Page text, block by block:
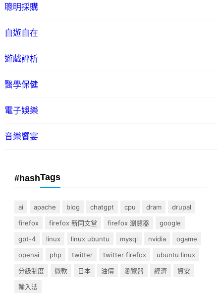
聰明採購
自遊自在
遊戲評析
醫學保健
電子娛樂
音樂饗宴
#hashTags
ai apache blog chatgpt cpu dram
drupal
firefox
firefox 新同文堂 firefox 瀏覽器
google
gpt-4
linux linux ubuntu mysql nvidia
ogame
openai
php twitter twitter firefox
ubuntu linux
分級制度
微軟 日本 油價 瀏覽器 經濟
資安
輸入法